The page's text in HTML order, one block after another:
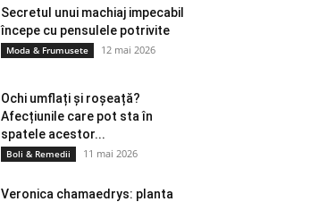
Secretul unui machiaj impecabil
începe cu pensulele potrivite
Moda & Frumusete 12 mai 2026
Ochi umflați și roșeață?
Afecțiunile care pot sta în
spatele acestor...
Boli & Remedii 11 mai 2026
Veronica chamaedrys: planta